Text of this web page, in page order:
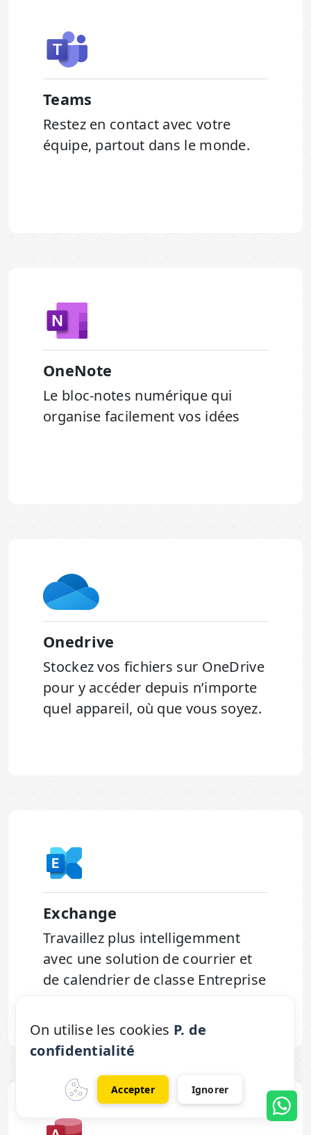
Teams
Restez en contact avec votre
équipe, partout dans le monde.
OneNote
Le bloc-notes numérique qui
organise facilement vos idées
Onedrive
Stockez vos fichiers sur OneDrive
pour y accéder depuis n’importe
quel appareil, où que vous soyez.
Exchange
Travaillez plus intelligemment
avec une solution de courrier et
de calendrier de classe Entreprise
On utilise les cookies P. de
confidentialité
Accepter Ignorer